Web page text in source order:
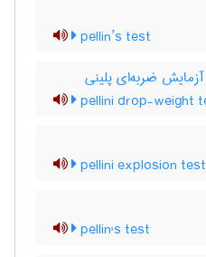
pellin’s test
ضربه‌ای پلینی
pellini drop-weight
pellini explosion test
pellin's test